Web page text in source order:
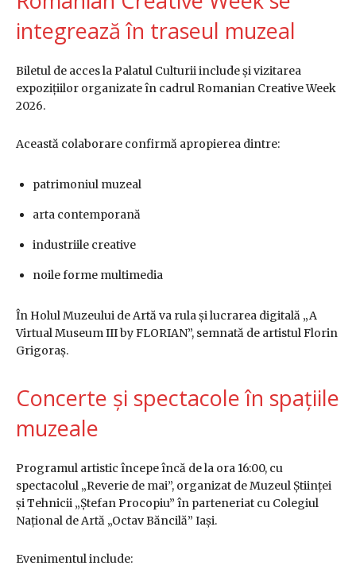
integrează în traseul muzeal
Biletul de acces la Palatul Culturii include și vizitarea
expozițiilor organizate în cadrul Romanian Creative Week
2026.
Această colaborare confirmă apropierea dintre:
patrimoniul muzeal
arta contemporană
industriile creative
noile forme multimedia
În Holul Muzeului de Artă va rula și lucrarea digitală „A
Virtual Museum III by FLORIAN”, semnată de artistul Florin
Grigoraș.
Concerte și spectacole în spațiile
muzeale
Programul artistic începe încă de la ora 16:00, cu
spectacolul „Reverie de mai”, organizat deMuzeul Științei
și Tehnicii „Ștefan Procopiu” în parteneriat cu Colegiul
Național de Artă „Octav Băncilă” Iași.
Evenimentul include: